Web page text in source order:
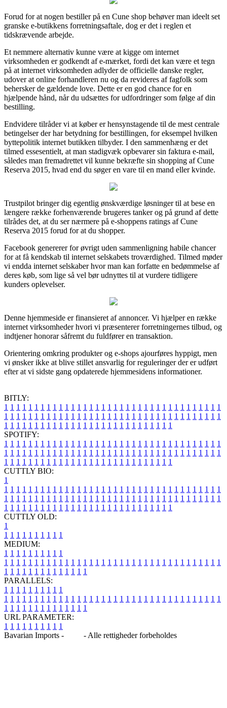
Forud for at nogen bestiller på en Cune shop behøver man ideelt set
granske e-butikkens forretningsaftale, dog er det i reglen et
tidskrævende arbejde.
Et nemmere alternativ kunne være at kigge om internet
virksomheden er godkendt af e-mærket, fordi det kan være et tegn
på at internet virksomheden adlyder de officielle danske regler,
udover at online forhandleren nu og da revideres af fagfolk som
behersker de gældende love. Dette er en god chance for en
hjælpende hånd, når du udsættes for udfordringer som følge af din
bestilling.
Endvidere tilråder vi at køber er hensynstagende til de mest centrale
betingelser der har betydning for bestillingen, for eksempel hvilken
byttepolitik internet butikken tilbyder. I den sammenhæng er det
tilmed essesentielt, at man stadigvæk opbevarer sin faktura e-mail,
således man fremadrettet vil kunne bekræfte sin shopping af Cune
Reserva 2015, hvad end du søger en vare til en mand eller kvinde.
Trustpilot bringer dig egentlig ønskværdige løsninger til at bese en
længere række forhenværende brugeres tanker og på grund af dette
tilrådes det, at du ser nærmere på e-shoppens ratings af Cune
Reserva 2015 forud for at du shopper.
Facebook genererer for øvrigt uden sammenligning habile chancer
for at få kendskab til internet selskabets troværdighed. Tilmed møder
vi endda internet selskaber hvor man kan forfatte en bedømmelse af
deres køb, som lige så vel bør udnyttes til at vurdere tidligere
kunders oplevelser.
Denne hjemmeside er finansieret af annoncer. Vi hjælper en række
internet virksomheder hvori vi præsenterer forretningernes tilbud, og
indtjener honorar såfremt du fuldfører en transaktion.
Orientering omkring produkter og e-shops ajourføres hyppigt, men
vi ønsker ikke at blive stillet ansvarlig for reguleringer der er udført
efter at vi sidste gang opdaterede hjemmesidens informationer.
BITLY:
1 1 1 1 1 1 1 1 1 1 1 1 1 1 1 1 1 1 1 1 1 1 1 1 1 1 1 1 1 1 1 1 1 1 1 1
1 1 1 1 1 1 1 1 1 1 1 1 1 1 1 1 1 1 1 1 1 1 1 1 1 1 1 1 1 1 1 1 1 1 1 1
1 1 1 1 1 1 1 1 1 1 1 1 1 1 1 1 1 1 1 1 1 1 1 1 1 1 1 1
SPOTIFY:
1 1 1 1 1 1 1 1 1 1 1 1 1 1 1 1 1 1 1 1 1 1 1 1 1 1 1 1 1 1 1 1 1 1 1 1
1 1 1 1 1 1 1 1 1 1 1 1 1 1 1 1 1 1 1 1 1 1 1 1 1 1 1 1 1 1 1 1 1 1 1 1
1 1 1 1 1 1 1 1 1 1 1 1 1 1 1 1 1 1 1 1 1 1 1 1 1 1 1 1
CUTTLY BIO:
1
1 1 1 1 1 1 1 1 1 1 1 1 1 1 1 1 1 1 1 1 1 1 1 1 1 1 1 1 1 1 1 1 1 1 1 1
1 1 1 1 1 1 1 1 1 1 1 1 1 1 1 1 1 1 1 1 1 1 1 1 1 1 1 1 1 1 1 1 1 1 1 1
1 1 1 1 1 1 1 1 1 1 1 1 1 1 1 1 1 1 1 1 1 1 1 1 1 1 1 1
CUTTLY OLD:
1
1 1 1 1 1 1 1 1 1 1
MEDIUM:
1 1 1 1 1 1 1 1 1 1
1 1 1 1 1 1 1 1 1 1 1 1 1 1 1 1 1 1 1 1 1 1 1 1 1 1 1 1 1 1 1 1 1 1 1 1
1 1 1 1 1 1 1 1 1 1 1 1 1 1
PARALLELS:
1 1 1 1 1 1 1 1 1 1
1 1 1 1 1 1 1 1 1 1 1 1 1 1 1 1 1 1 1 1 1 1 1 1 1 1 1 1 1 1 1 1 1 1 1 1
1 1 1 1 1 1 1 1 1 1 1 1 1 1
URL PARAMETER:
1 1 1 1 1 1 1 1 1 1
Bavarian Imports -
- Alle rettigheder forbeholdes